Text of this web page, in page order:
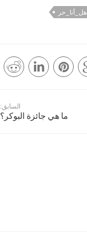
السابق:
ما هي جائزة البوكر؟